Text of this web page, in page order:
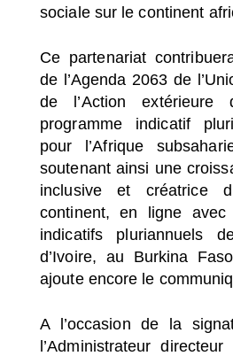
sociale sur le continent
Ce partenariat
de l’Agenda 2063 de
de l’Action
programme indicatif
pour l’Afrique
soutenant ainsi une
inclusive et créatrice
continent, en ligne avec
indicatifs pluriannuels
d’Ivoire, au Burkina
ajoute encore le
A l’occasion de la
l’Administrateur